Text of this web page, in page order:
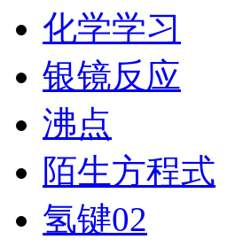
化学学习
银镜反应
沸点
陌生方程式
氢键02